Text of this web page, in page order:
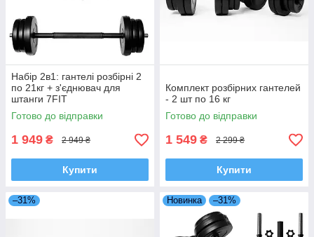
Набір 2в1: гантелі розбірні 2
по 21кг + з'єднювач для
штанги 7FIT
Готово до відправки
1 949 ₴ 2 949 ₴
Купити
Комплект розбірних гантелей
- 2 шт по 16 кг
Готово до відправки
1 549 ₴ 2 299 ₴
Купити
–31% Новинка –31%